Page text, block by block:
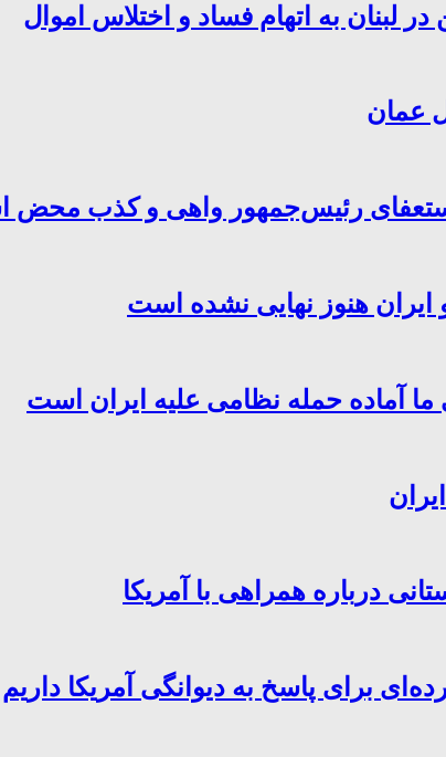
لبنان به اتهام فساد و اختلاس اموال
عمان
استعفای رئیس‌جمهور واهی و کذب
ایران هنوز نهایی نشده است
آماده حمله نظامی علیه ایران است
درباره همراهی با آمریکا
برای پاسخ به دیوانگی آمریکا داریم